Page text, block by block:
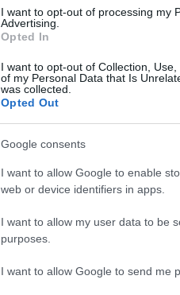
I want to opt-out of processing my
Advertising.
Opted In
I want to opt-out of Collection,
of my Personal Data that Is
was collected.
Opted Out
Google consents
I want to allow Google to enable
web or device identifiers in apps.
I want to allow my user data to be
purposes.
I want to allow Google to send me